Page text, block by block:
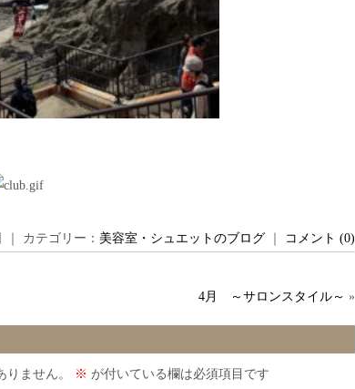
｜ カテゴリー： 美容室・シュエットのブログ コメント (0)
4月 ～サロンスタイル～ »
ません。 ※ が付いている欄は必須項目です